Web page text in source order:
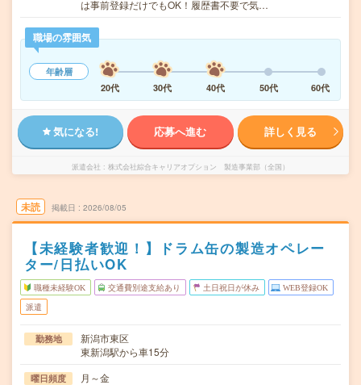
は事前登録だけでもOK！履歴書不要で気…
職場の雰囲気
年齢層
20代
30代 40代 50代 60代
気になる! 応募へ進む 詳しく見る
派遣会社 株式会社綜合キャリアオプション 製造事業部（全国）
未読 掲載日 2026/08/05
【未経験者歓迎！】ドラム缶の製造オペレー
ター/日払いOK
職種未経験OK 交通費別途支給あり 土日祝日が休み WEB登録OK
派遣
勤務地
新潟市東区
東新潟駅から車15分
曜日頻度 月～金